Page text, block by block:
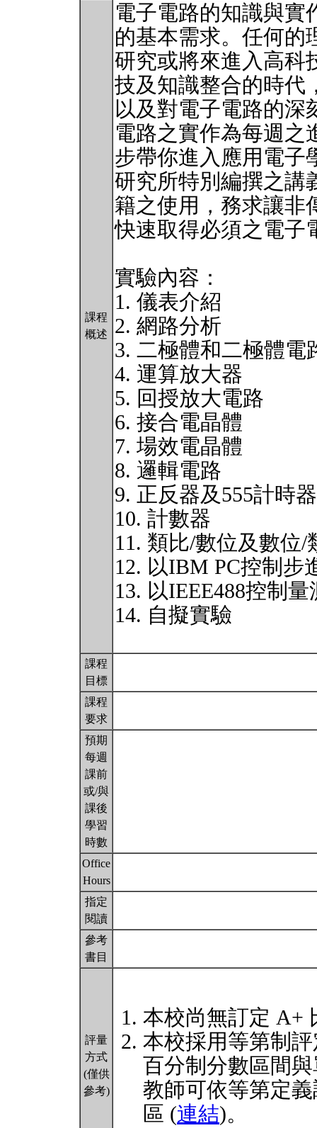
課程
概述
電子電路的知識與實
的基本需求。任何的
研究或將來進入高科
技及知識整合的時代
以及對電子電路的深
電路之實作為每週之
步帶你進入應用電子
研究所特別編撰之講
籍之使用，務求讓非
快速取得必須之電子
實驗內容：
1. 儀表介紹
2. 網路分析
3. 二極體和二極體電
4. 運算放大器
5. 回授放大電路
6. 接合電晶體
7. 場效電晶體
8. 邏輯電路
9. 正反器及555計時器
10. 計數器
11. 類比/數位及數位/
12. 以IBM PC控制步
13. 以IEEE488控制
14. 自擬實驗
課程
目標
課程
要求
預期
每週
課前
或/與
課後
學習
時數
Office
Hours
指定
閱讀
參考
書目
評量
方式
(僅供
參考)
本校尚無訂定 A+
本校採用等第制
百分制分數區間
教師可依等第定
區 (連結)。